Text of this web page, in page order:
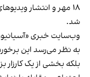
۱۸ مهر و انتشار
شد.
وب‌سایت خبری «آسیانیوز
به نظر می‌رسد این
بلکه بخشی از یک کارزار